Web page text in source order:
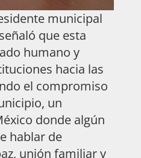
municipal
que esta
humano y
hacia las
el compromiso
un
donde algún
hablar de
unión familiar y